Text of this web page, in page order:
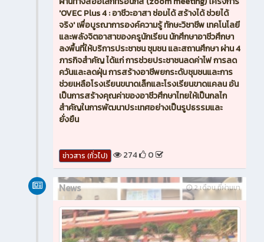
'OVEC Plus 4 : อาชีวะอาสา ซ่อมได้ สร้างได้ ช่วยได้
จริง' เพื่อบูรณาการองค์ความรู้ ทักษะวิชาชีพ เทคโนโลยี
และพลังจิตอาสาของครูนักเรียน นักศึกษาอาชีวศึกษา
ลงพื้นที่ให้บริการประชาชน ชุมชน และสถานศึกษา ผ่าน 4
ภารกิจสำคัญ ได้แก่ การช่วยประชาชนลดค่าไฟ การลด
ควันและลดฝุ่น การสร้างอาชีพยกระดับชุมชนและการ
ช่วยเหลือโรงเรียนขนาดเล็กและโรงเรียนขาดแคลน อัน
เป็นการสร้างคุณค่าของอาชีวศึกษาไทยให้เป็นกลไก
สำคัญในการพัฒนาประเทศอย่างเป็นรูปธรรมและ
ยั่งยืน
ข่าวสาร (ทั่วไป) 274 0
2 เดือน ที่ผ่านมา
News